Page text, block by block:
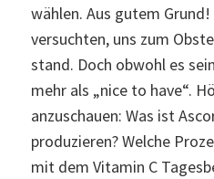
wählen. Aus gutem
versuchten, uns zum
stand. Doch obwohl es
mehr als „nice to have“.
anzuschauen: Was ist
produzieren? Welche
mit dem Vitamin C